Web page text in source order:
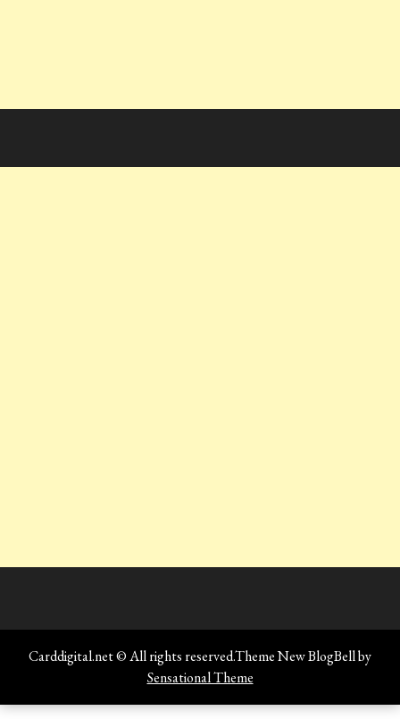
Carddigital.net © All rights reserved.Theme New BlogBell by
Sensational Theme